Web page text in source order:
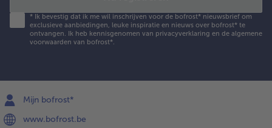
* Ik bevestig dat ik me wil inschrijven voor de bofrost* nieuwsbrief om
exclusieve aanbiedingen, leuke inspiratie en nieuws over bofrost* te
ontvangen. Ik heb kennisgenomen van privacyverklaring en de algemene
voorwaarden van bofrost*.
Mijn bofrost*
www.bofrost.be